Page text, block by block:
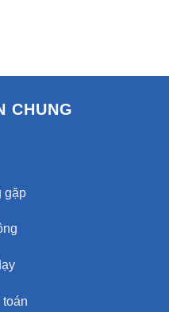
CHUNG
gặp
toán